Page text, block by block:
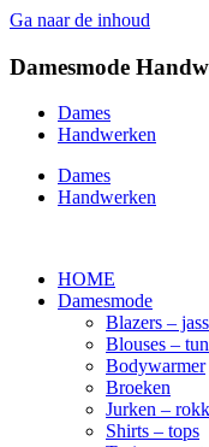
Ga naar de inhoud
Damesmode
Dames
Handwerken
Dames
Handwerken
HOME
Damesmode
Blazers –
Blouses –
Bodywarmer
Broeken
Jurken –
Shirts – tops